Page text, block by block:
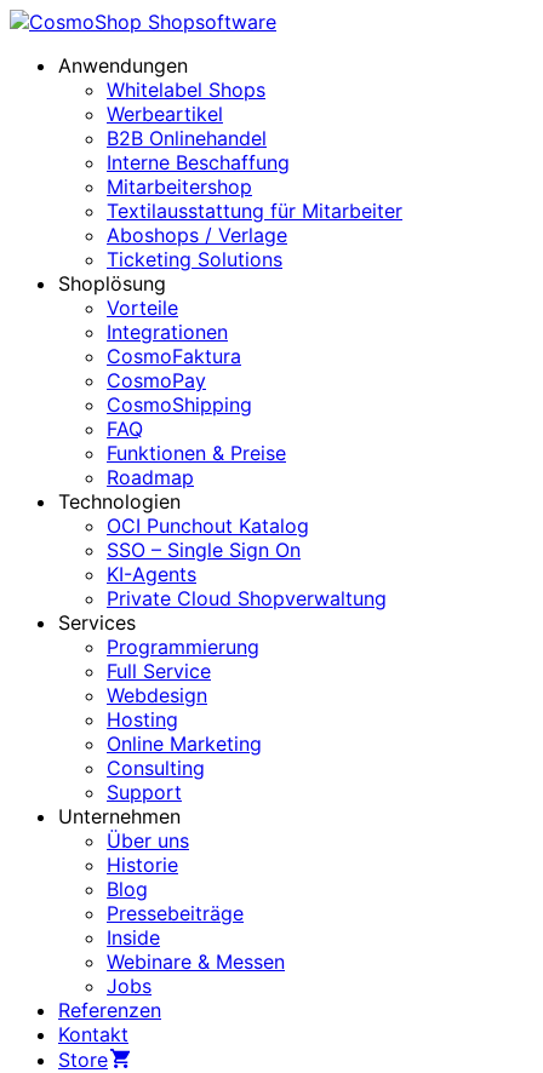
Anwendungen
Whitelabel Shops
Werbeartikel
B2B Onlinehandel
Interne Beschaffung
Mitarbeitershop
Textilausstattung für Mitarbeiter
Aboshops / Verlage
Ticketing Solutions
Shoplösung
Vorteile
Integrationen
CosmoFaktura
CosmoPay
CosmoShipping
FAQ
Funktionen & Preise
Roadmap
Technologien
OCI Punchout Katalog
SSO – Single Sign On
KI-Agents
Private Cloud Shopverwaltung
Services
Programmierung
Full Service
Webdesign
Hosting
Online Marketing
Consulting
Support
Unternehmen
Über uns
Historie
Blog
Pressebeiträge
Inside
Webinare & Messen
Jobs
Referenzen
Kontakt
Store